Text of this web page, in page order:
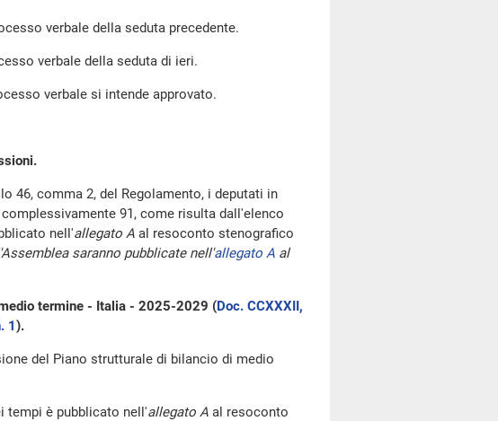
verbale della seduta precedente.
verbale della seduta di ieri.
verbale si intende approvato.
46, comma 2, del Regolamento, i deputati in
91, come risulta dall'elenco
nell'allegato A al resoconto stenografico
saranno pubblicate nell'allegato A al
termine - Italia - 2025-2029 (Doc. CCXXXII,
1).
del Piano strutturale di bilancio di medio
tempi è pubblicato nell'allegato A al resoconto